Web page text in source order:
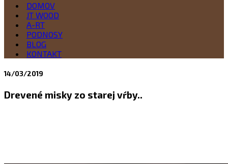
T & T
Drevo je naša vášeň
DOMOV
JT WOOD
A-RT
PODNOSY
BLOG
KONTAKT
14/03/2019
Drevené misky zo starej vŕby..